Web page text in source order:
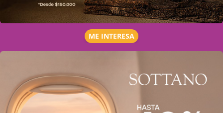
ME INTERESA